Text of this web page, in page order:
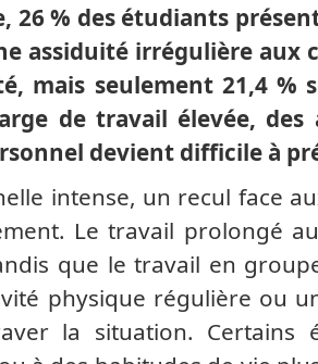
26 % des étudiants
assiduité irrégulière aux
mais seulement 21,4 %
de travail élevée, des
devient difficile à
intense, un recul face
Le travail prolongé
que le travail en
physique régulière ou
la situation. Certains